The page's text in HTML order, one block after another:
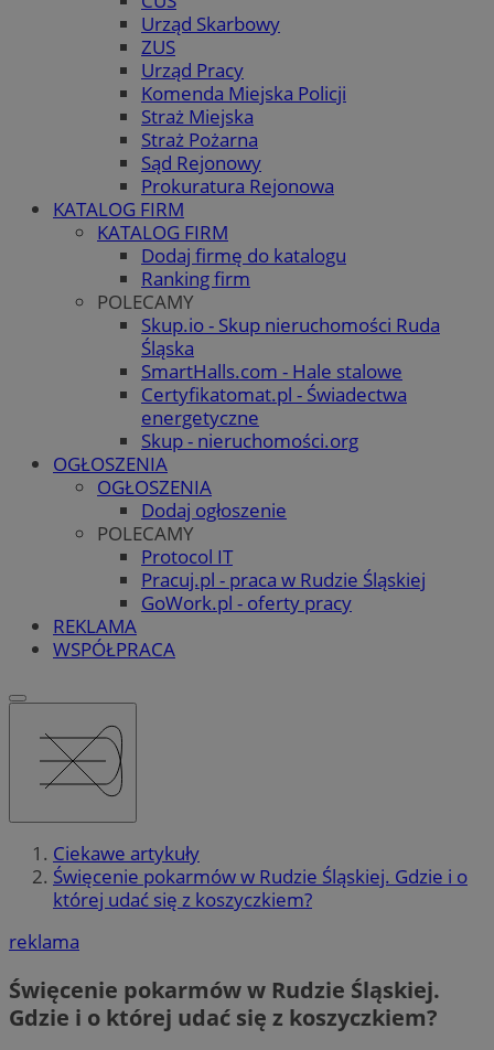
Urząd Skarbowy
ZUS
Urząd Pracy
Komenda Miejska Policji
Straż Miejska
Straż Pożarna
Sąd Rejonowy
Prokuratura Rejonowa
KATALOG FIRM
KATALOG FIRM
Dodaj firmę do katalogu
Ranking firm
POLECAMY
Skup.io - Skup nieruchomości Ruda
Śląska
SmartHalls.com - Hale stalowe
Certyfikatomat.pl - Świadectwa
energetyczne
Skup - nieruchomości.org
OGŁOSZENIA
OGŁOSZENIA
Dodaj ogłoszenie
POLECAMY
Protocol IT
Pracuj.pl - praca w Rudzie Śląskiej
GoWork.pl - oferty pracy
REKLAMA
WSPÓŁPRACA
Ciekawe artykuły
Święcenie pokarmów w Rudzie Śląskiej. Gdzie i o
której udać się z koszyczkiem?
reklama
Święcenie pokarmów w Rudzie Śląskiej.
Gdzie i o której udać się z koszyczkiem?